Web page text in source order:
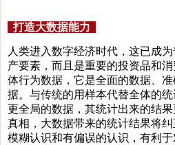
打造大数据能力
人类进入数字经济时代，这已成
产要素，而且是重要的投资品和
体行为数据，它是全面的数据、
据。与传统的用样本代替全体的
更全局的数据，其统计出来的结
真相，大数据带来的统计结果将
模糊认识和有偏误的认识，有利